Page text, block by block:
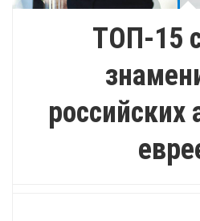
ТОП-15
российских